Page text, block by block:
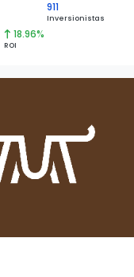
911
Inversionistas
18.96%
ROI